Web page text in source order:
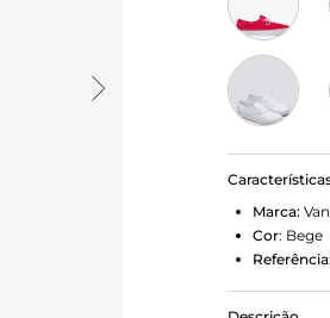
Marca:
Cor: Bege
Referência: